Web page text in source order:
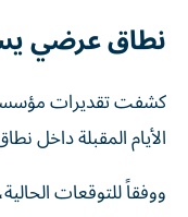
نطاق عرضي
كشفت تقديرات
الأيام المقبلة داخل
ووفقاً للتوقعات